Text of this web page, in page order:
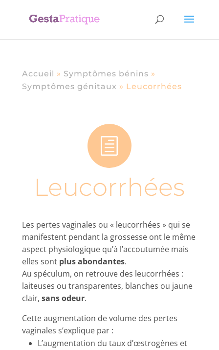
Accueil » Symptômes bénins »
Symptômes génitaux » Leucorrhées
h
Leucorrhées
Les pertes vaginales ou « leucorrhées » qui se
manifestent pendant la grossesse ont le même
aspect physiologique qu’à l’accoutumée mais
elles sont plus abondantes.
Au spéculum, on retrouve des leucorrhées :
laiteuses ou transparentes, blanches ou jaune
clair, sans odeur.
Cette augmentation de volume des pertes
vaginales s’explique par :
L’augmentation du taux d’œstrogènes et